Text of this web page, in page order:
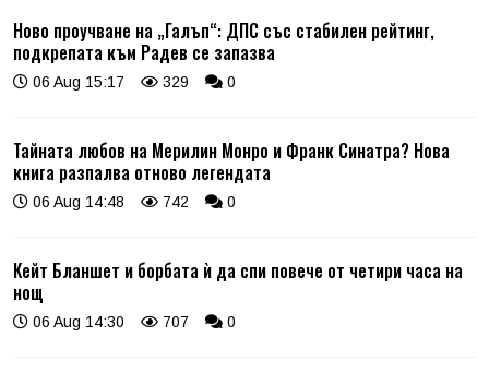
Ново проучване на „Галъп“: ДПС със стабилен рейтинг,
подкрепата към Радев се запазва
06 Aug 15:17 329 0
Тайната любов на Мерилин Монро и Франк Синатра? Нова
книга разпалва отново легендата
06 Aug 14:48 742 0
Кейт Бланшет и борбата ѝ да спи повече от четири часа на
нощ
06 Aug 14:30 707 0